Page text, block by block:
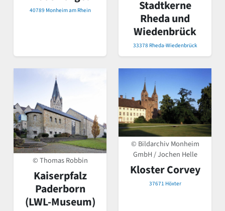
40789 Monheim am Rhein
Stadtkerne
Rheda und
Wiedenbrück
33378 Rheda-Wiedenbrück
© Thomas Robbin
Kaiserpfalz
Paderborn
(LWL-Museum)
© Bildarchiv Monheim
GmbH / Jochen Helle
Kloster Corvey
37671 Höxter